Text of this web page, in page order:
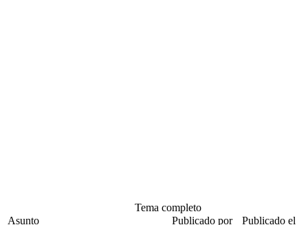
Tema completo
Asunto
Publicado por
Publicado el